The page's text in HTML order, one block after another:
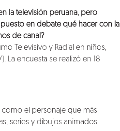
la televisión peruana, pero
en debate qué hacer con la
de canal?
Televisivo y Radial en niños,
La encuesta se realizó en 18
como el personaje que más
series y dibujos animados.